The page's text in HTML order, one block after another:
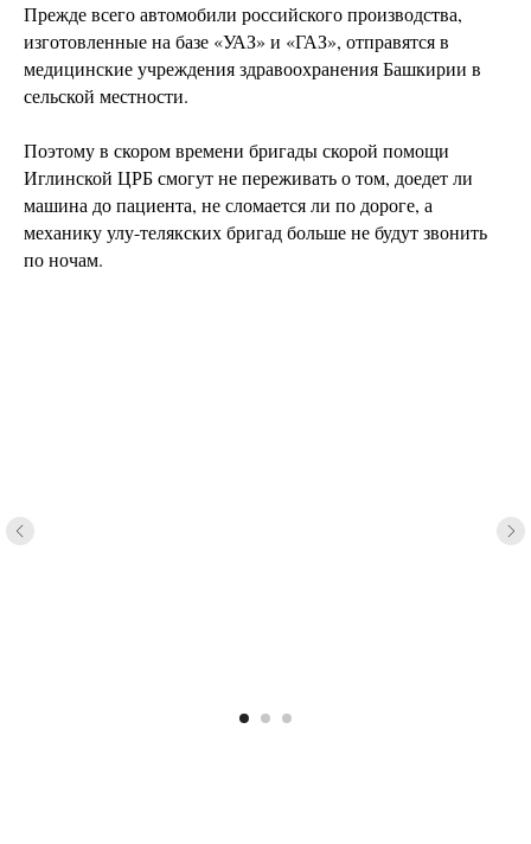
Прежде всего автомобили российского производства,
изготовленные на базе «УАЗ» и «ГАЗ», отправятся в
медицинские учреждения здравоохранения Башкирии в
сельской местности.
Поэтому в скором времени бригады скорой помощи
Иглинской ЦРБ смогут не переживать о том, доедет ли
машина до пациента, не сломается ли по дороге, а
механику улу-телякских бригад больше не будут звонить
по ночам.